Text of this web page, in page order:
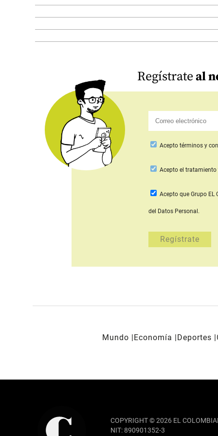
Regístrateal
Acepto términos y
Aceptoel tratamiento
Acepto que Grupo EL
del Datos Personal.
Mundo Economía Deportes
COPYRIGHT © 2026 EL
NIT: 890901352-3